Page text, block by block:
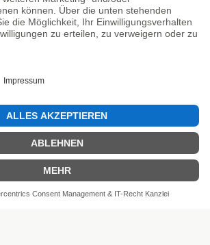
Unsere Prüfsiegel